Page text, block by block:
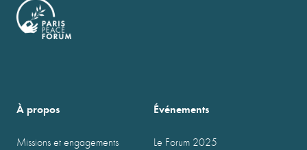
À propos
Missions et engagements
Événements
Le Forum 2025